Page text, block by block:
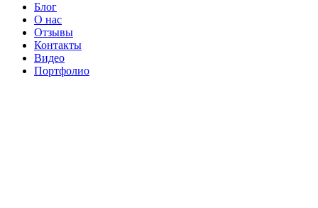
Блог
О нас
Отзывы
Контакты
Видео
Портфолио